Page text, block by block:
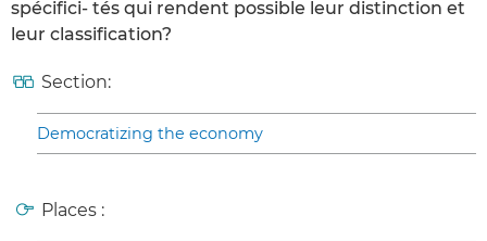
spécifici- tés qui rendent possible leur distinction et
leur classification?
Section:
Democratizing the economy
Places :